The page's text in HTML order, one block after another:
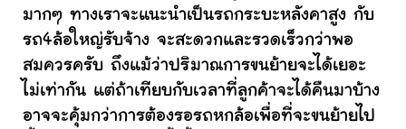
มากๆ ทางเราจะแนะนำเป็นรถกระบะหลังคาสูง กับ
รถ4ล้อใหญ่รับจ้าง จะสะดวกและรวดเร็วกว่าพอ
สมควรครับ ถึงแม้ว่าปริมาณการขนย้ายจะได้เยอะ
ไม่เท่ากัน แต่ถ้าเทียบกับเวลาที่ลูกค้าจะได้คืนมาบ้าง
อาจจะคุ้มกว่าการต้องรอรถหกล้อเพื่อที่จะขนย้ายไป